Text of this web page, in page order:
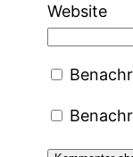
Website